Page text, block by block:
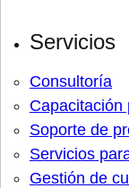
Servicios
Consultoría
Capacitación
Soporte de
Servicios
Gestión de